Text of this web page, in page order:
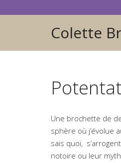
Colette
Une brochette de
sphère où j’évolue
sais quoi,
notoire ou leur